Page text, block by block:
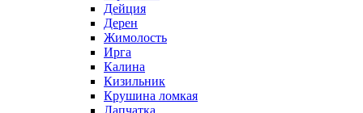
Дейция
Дерен
Жимолость
Ирга
Калина
Кизильник
Крушина ломкая
Лапчатка